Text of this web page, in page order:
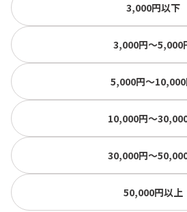
3,000円以下
3,000円〜5,000
5,000円〜10,000
10,000円〜
30,000円〜
50,000円以上